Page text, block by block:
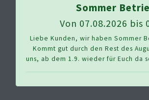
Sommer
Von 07.08.2026 bis
Liebe Kunden, wir haben Sommer
Kommt gut durch den Rest des
uns, ab dem 1.9. wieder für Euch da